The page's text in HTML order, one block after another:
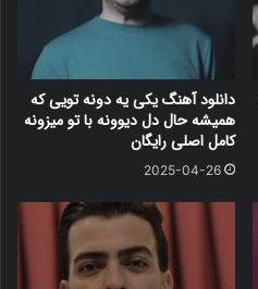
دانلود آهنگ یکی یه دونه تویی که
همیشه حال دل دیوونه با تو میزونه
کامل اصلی رایگان
2025-04-26